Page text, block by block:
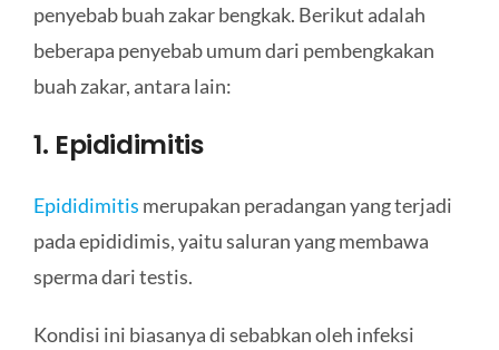
penyebab buah zakar bengkak. Berikut adalah
beberapa penyebab umum dari pembengkakan
buah zakar, antara lain:
1. Epididimitis
Epididimitis merupakan peradangan yang terjadi
pada epididimis, yaitu saluran yang membawa
sperma dari testis.
Kondisi ini biasanya di sebabkan oleh infeksi